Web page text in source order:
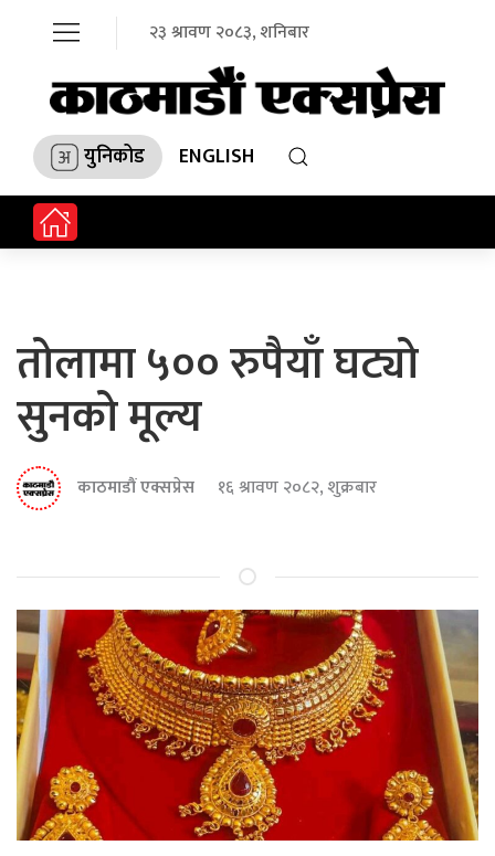
२३ श्रावण २०८३, शनिबार
युनिकोड ENGLISH
तोलामा ५०० रुपैयाँ घट्यो
सुनको मूल्य
काठमाडौं एक्सप्रेस १६ श्रावण २०८२, शुक्रबार